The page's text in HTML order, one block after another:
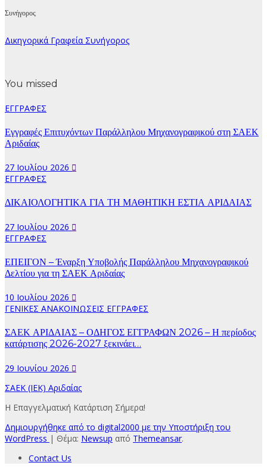
Συνήγορος
Δικηγορικά Γραφεία Συνήγορος
You missed
ΕΓΓΡΑΦΕΣ
Εγγραφές Επιτυχόντων Παράλληλου Μηχανογραφικού στη ΣΑΕΚ
Αριδαίας
27 Ιουλίου 2026
ΕΓΓΡΑΦΕΣ
ΔΙΚΑΙΟΛΟΓΗΤΙΚΑ ΓΙΑ ΤΗ ΜΑΘΗΤΙΚΗ ΕΣΤΙΑ ΑΡΙΔΑΙΑΣ
27 Ιουλίου 2026
ΕΓΓΡΑΦΕΣ
ΕΠΕΙΓΟΝ – Έναρξη Υποβολής Παράλληλου Μηχανογραφικού
Δελτίου για τη ΣΑΕΚ Αριδαίας
10 Ιουλίου 2026
ΓΕΝΙΚΕΣ ΑΝΑΚΟΙΝΩΣΕΙΣ ΕΓΓΡΑΦΕΣ
ΣΑΕΚ ΑΡΙΔΑΙΑΣ – ΟΔΗΓΟΣ ΕΓΓΡΑΦΩΝ 2026 – Η περίοδος
κατάρτισης 2026-2027 ξεκινάει…
29 Ιουνίου 2026
ΣΑΕΚ (ΙΕΚ) Αριδαίας
Η Επαγγελματική Κατάρτιση Σήμερα!
Δημιουργήθηκε από το digital2000 με την Υποστήριξη του
WordPress | Θέμα: Newsup από Themeansar.
Contact Us